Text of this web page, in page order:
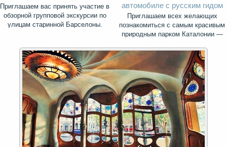
Приглашаем вас принять участие в
обзорной групповой экскурсии по
улицам старинной Барселоны.
автомобиле с русским гидом
Приглашаем всех желающих
познакомиться с самым красивым
природным парком Каталонии —